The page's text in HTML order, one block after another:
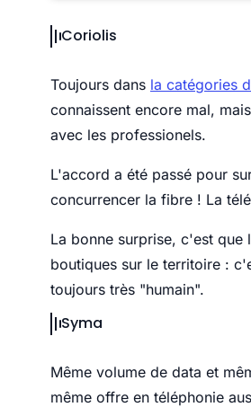
Coriolis
Toujours dans la catégories
connaissent encore mal,
avec les professionels.
L'accord a été passé pour
concurrencer la fibre ! La
La bonne surprise, c'est
boutiques sur le territoire :
toujours très "humain".
Syma
Même volume de data et
même offre en téléphonie